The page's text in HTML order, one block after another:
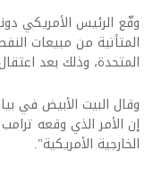
وقّع الرئيس الأمريكي
المتأتية من مبيعات
المتحدة، وذلك بعد
وقال البيت الأبيض في
إن الأمر الذي وقعه
الخارجية الأمريكية".